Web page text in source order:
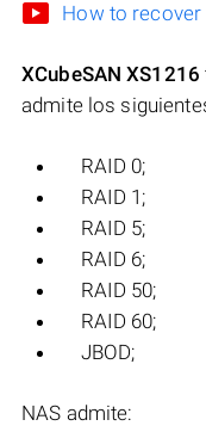
How to recover
XCubeSAN XS1216
admite los
RAID 0;
RAID 1;
RAID 5;
RAID 6;
RAID 50;
RAID 60;
JBOD;
NAS admite: